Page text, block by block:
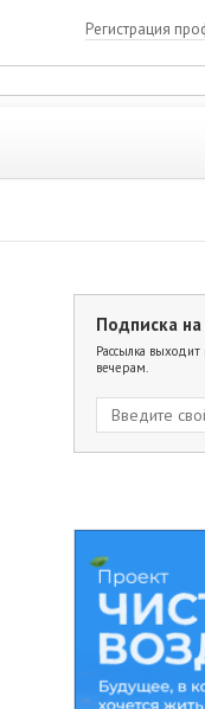
Регистрация
Подписка
Рассылка выходит
вечерам.